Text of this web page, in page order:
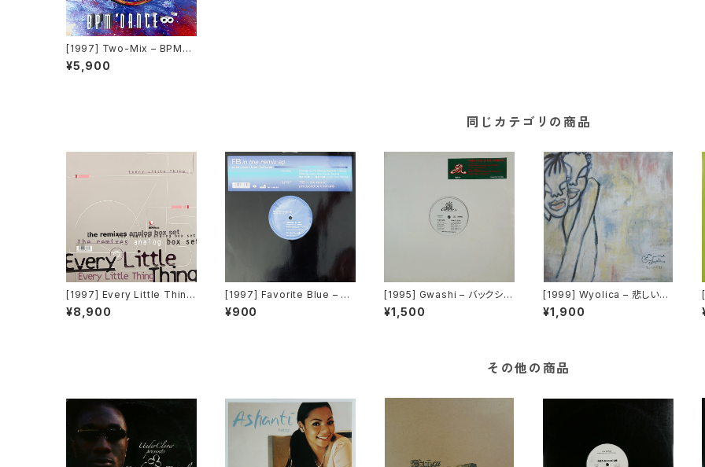
[1997] Two-Mix – BPM
"Dance∞" [King Record
s]
¥5,900
同じカテゴリの商品
[1997] Every Little Thing
– The Remixes Analog B
ox Set [Rhythm Republi
¥8,900
[1997] Favorite Blue – FB
In The Remix EP [Avex Tr
ax]
¥900
[1995] Gwashi – バックシャ
ン [Heavy Shit]
¥1,500
[1999] Wyolica – 悲しいわ
がまま [Brown Sugar]
¥1,900
その他の商品